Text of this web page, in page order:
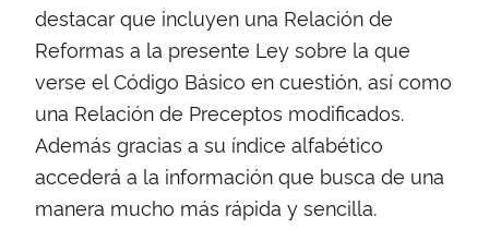
destacar que incluyen una Relación de
Reformas a la presente Ley sobre la que
verse el Código Básico en cuestión, así como
una Relación de Preceptos modificados.
Además gracias a su índice alfabético
accederá a la información que busca de una
manera mucho más rápida y sencilla.